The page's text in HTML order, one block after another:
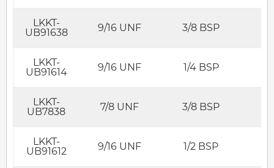
LKKT-
UB91638
9/16 UNF 3/8 BSP
LKKT-
UB91614
9/16 UNF 1/4 BSP
LKKT-
UB7838
7/8 UNF 3/8 BSP
LKKT-
UB91612
9/16 UNF 1/2 BSP